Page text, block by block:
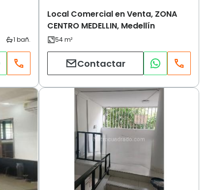
Local Comercial en Venta, ZONA
CENTRO MEDELLIN, Medellín
Contactar